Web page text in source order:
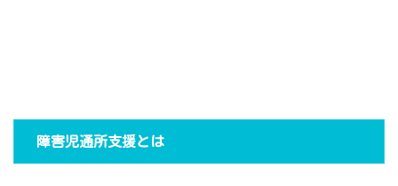
障害児通所支援とは